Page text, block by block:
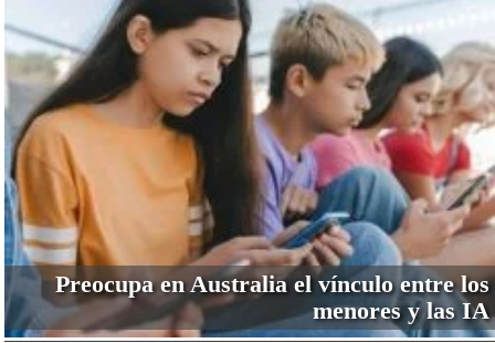
Preocupa en Australia el vínculo entre los
menores y las IA